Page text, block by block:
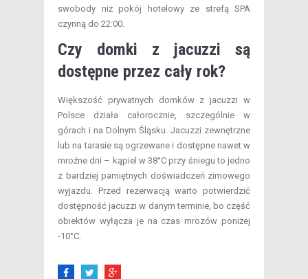
swobody niż pokój hotelowy ze strefą SPA
czynną do 22:00.
Czy domki z jacuzzi są
dostępne przez cały rok?
Większość prywatnych domków z jacuzzi w
Polsce działa całorocznie, szczególnie w
górach i na Dolnym Śląsku. Jacuzzi zewnętrzne
lub na tarasie są ogrzewane i dostępne nawet w
mroźne dni – kąpiel w 38°C przy śniegu to jedno
z bardziej pamiętnych doświadczeń zimowego
wyjazdu. Przed rezerwacją warto potwierdzić
dostępność jacuzzi w danym terminie, bo część
obiektów wyłącza je na czas mrozów poniżej
-10°C.